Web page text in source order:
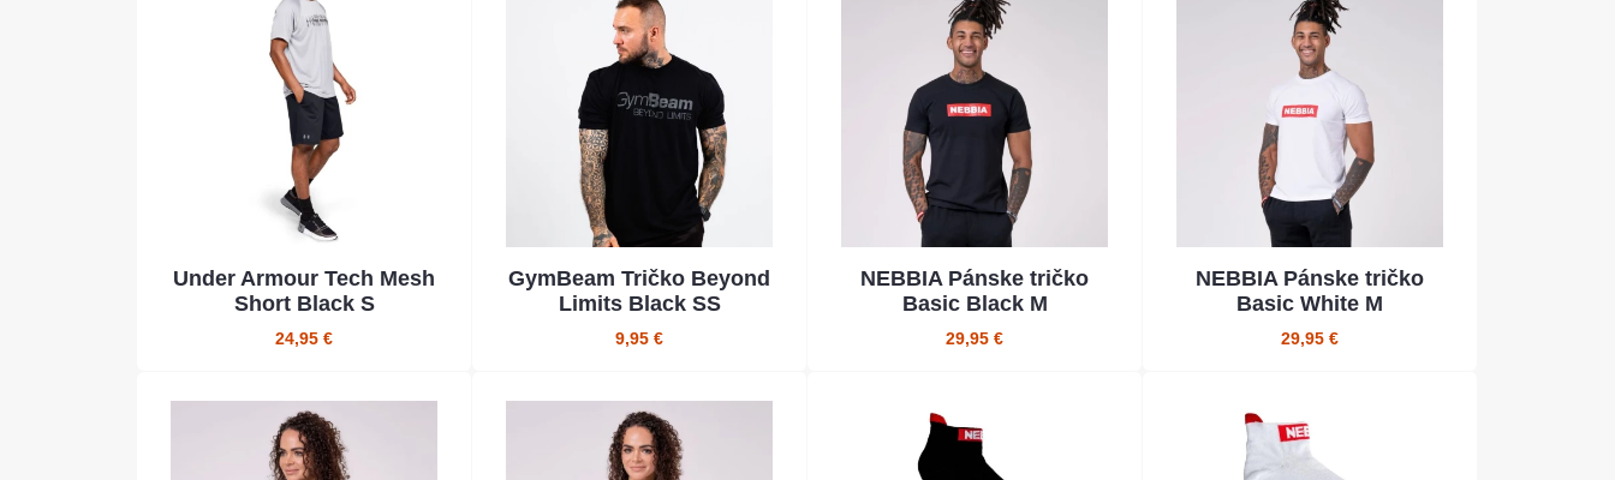
Under Armour Tech Mesh
Short Black S
24,95 €
GymBeam Tričko Beyond
Limits Black SS
9,95 €
NEBBIA Pánske tričko
Basic Black M
29,95 €
NEBBIA Pánske tričko
Basic White M
29,95 €